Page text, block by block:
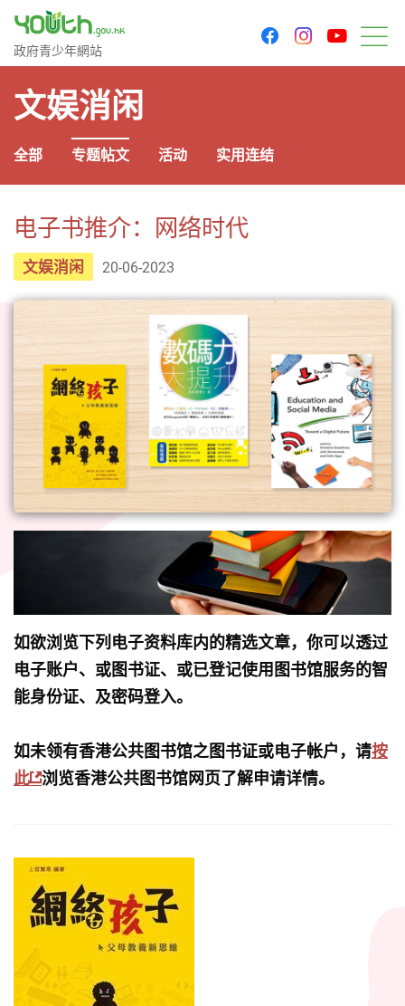
政府青少年网站
政府青少年網站
facebookinstagram
文娱消闲
全部 专题帖文 活动 实用连结
电子书推介：网络时代
文娱消闲 20-06-2023
如欲浏览下列电子资料库内的精选文章，你可以透过
电子账户、或图书证、或已登记使用图书馆服务的智
能身份证、及密码登入。
如未领有香港公共图书馆之图书证或电子帐户，请按
此 浏览香港公共图书馆网页了解申请详情。